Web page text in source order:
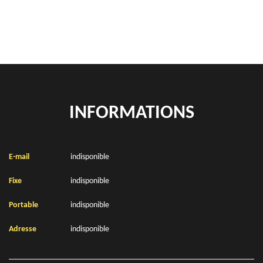
INFORMATIONS
E-mail indisponible
Fixe indisponible
Portable indisponible
Adresse indisponible